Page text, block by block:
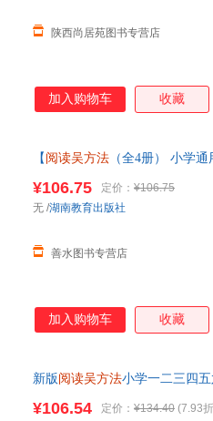
陕西尚居苑图书专营店
加入购物车 收藏
【 阅读吴方法 （全4册） 小学
服】
¥106.75 定价： ¥106.75
善水图书专营店
无 /湖南教育出版社
加入购物车 收藏
新版 阅读吴方法小学一二三四
¥106.54 定价： ¥134.40 (7.93